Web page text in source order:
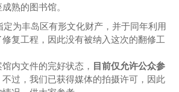
熟的图书馆。
定为丰岛区有形文化财产，并于同年利用
复工程，因此没有被纳入这次的翻修工
内文件的完好状态， 目前仅允许公众参
不过，我们已获得媒体的拍摄许可，因此